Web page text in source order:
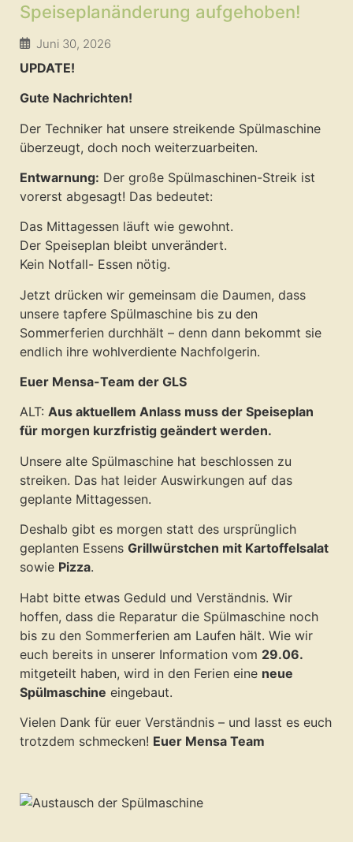
Speiseplanänderung aufgehoben!
Juni 30, 2026
UPDATE!
Gute Nachrichten!
Der Techniker hat unsere streikende Spülmaschine
überzeugt, doch noch weiterzuarbeiten.
Entwarnung: Der große Spülmaschinen-Streik ist
vorerst abgesagt! Das bedeutet:
Das Mittagessen läuft wie gewohnt.
Der Speiseplan bleibt unverändert.
Kein Notfall- Essen nötig.
Jetzt drücken wir gemeinsam die Daumen, dass
unsere tapfere Spülmaschine bis zu den
Sommerferien durchhält – denn dann bekommt sie
endlich ihre wohlverdiente Nachfolgerin.
Euer Mensa-Team der GLS
ALT: Aus aktuellem Anlass muss der Speiseplan
für morgen kurzfristig geändert werden.
Unsere alte Spülmaschine hat beschlossen zu
streiken. Das hat leider Auswirkungen auf das
geplante Mittagessen.
Deshalb gibt es morgen statt des ursprünglich
geplanten Essens Grillwürstchen mit Kartoffelsalat
sowie Pizza.
Habt bitte etwas Geduld und Verständnis. Wir
hoffen, dass die Reparatur die Spülmaschine noch
bis zu den Sommerferien am Laufen hält. Wie wir
euch bereits in unserer Information vom 29.06.
mitgeteilt haben, wird in den Ferien eine neue
Spülmaschine eingebaut.
Vielen Dank für euer Verständnis – und lasst es euch
trotzdem schmecken! Euer Mensa Team